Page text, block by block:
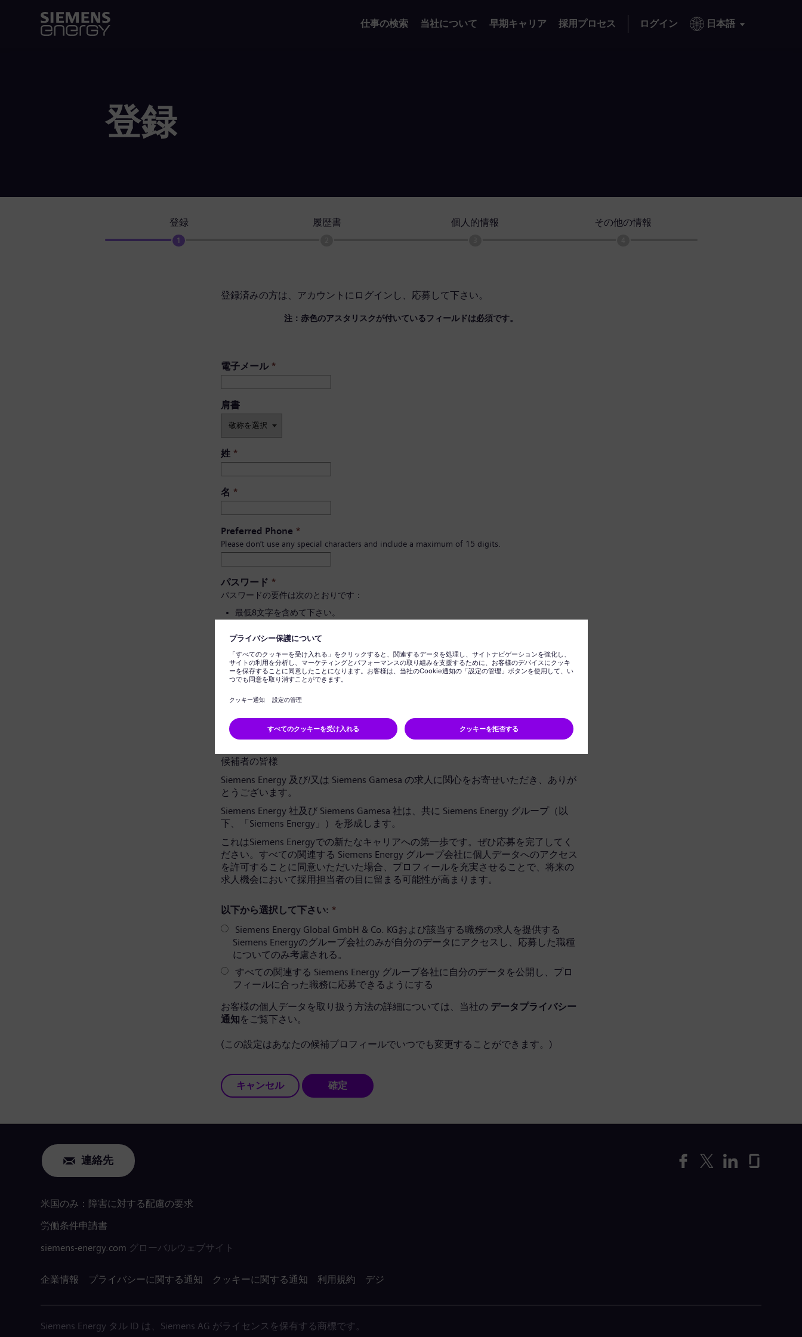
仕事の検索 当社について 早期キャリア 採用プロセス ログイン 日本語
登録
登録
1
履歴書 個人的情報 その他の情報
登録済みの方は、 アカウントにログイン し、応募して下さい。
注：赤色のアスタリスクが付いているフィールドは必須です。
電子メール*
肩書 ​
姓 *
名 *
Preferred Phone *
Please don’t use any special characters and include a maximum of 15 digits.
パスワード *
パスワードの要件は次のとおりです：
最低8文字を含めて下さい。
個人情報を含めないで下さい。
一般的に使用される言葉を含めないで下さい。
パスワードの確定*
データプライバシー通知
候補者の皆様
Siemens Energy 及び/又は Siemens Gamesa の求人に関心をお寄せいただき、ありが
とうございます。
Siemens Energy 社及び Siemens Gamesa 社は、共に Siemens Energy グループ（以
下、「Siemens Energy」）を形成します。
これはSiemens Energyでの新たなキャリアへの第一歩です。ぜひ応募を完了してく
ださい。すべての関連する Siemens Energy グループ会社に個人データへのアクセス
を許可することに同意いただいた場合、プロフィールを充実させることで、将来の
求人機会において採用担当者の目に留まる可能性が高まります。
以下から選択して下さい: *
Siemens Energy Global GmbH & Co. KGおよび該当する職務の求人を提供する
Siemens Energyのグループ会社のみが自分のデータにアクセスし、応募した職種
についてのみ考慮される。
すべての関連する Siemens Energy グループ各社に自分のデータを公開し、プロ
フィールに合った職務に応募できるようにする
お客様の個人データを取り扱う方法の詳細については、当社の データプライバシー
通知をご覧下さい。
(この設定はあなたの候補プロフィールでいつでも変更することができます。)
キャンセル 確定
連絡先
米国のみ：障害に対する配慮の要求
労働条件申請書
siemens-energy.com グローバルウェブサイト
企業情報 プライバシーに関する通知 クッキーに関する通知 利用規約 デジ
Siemens Energy タル ID は、Siemens AG がライセンスを保有する商標です。